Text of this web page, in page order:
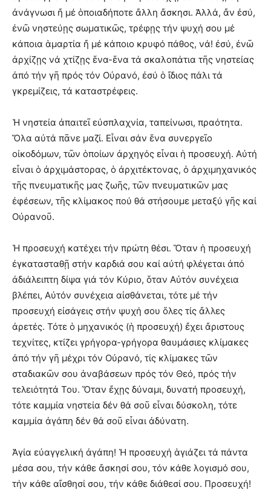
ἀνάγνωσι ἤ μέ ὁποιαδήποτε ἄλλη ἄσκησι. Ἀλλά, ἄν ἐσύ,
ἐνῶ νηστεύῃς σωματικῶς, τρέφῃς τήν ψυχή σου μέ
κάποια ἁμαρτία ἤ μέ κάποιο κρυφό πάθος, νά! ἐσύ, ἐνῶ
ἀρχίζῃς νά χτίζῃς ἕνα-ἕνα τά σκαλοπάτια τῆς νηστείας
ἀπό τήν γῆ πρός τόν Οὐρανό, ἐσύ ὁ ἴδιος πάλι τά
γκρεμίζεις, τά καταστρέφεις.
Ἡ νηστεία ἀπαιτεῖ εὐσπλαχνία, ταπείνωσι, πραότητα.
Ὅλα αὐτά πᾶνε μαζί. Εἶναι σάν ἕνα συνεργεῖο
οἰκοδόμων, τῶν ὁποίων ἀρχηγός εἶναι ἡ προσευχή. Αὐτή
εἶναι ὁ ἀρχιμάστορας, ὁ ἀρχιτέκτονας, ὁ ἀρχιμηχανικός
τῆς πνευματικῆς μας ζωῆς, τῶν πνευματικῶν μας
ἐφέσεων, τῆς κλίμακος πού θά στήσουμε μεταξύ γῆς καί
Οὐρανοῦ.
Ἡ προσευχή κατέχει τήν πρώτη θέσι. Ὅταν ἡ προσευχή
ἐγκατασταθῇ στήν καρδιά σου καί αὐτή φλέγεται ἀπό
ἀδιάλειπτη δίψα γιά τόν Κύριο, ὅταν Αὐτόν συνέχεια
βλέπει, Αὐτόν συνέχεια αἰσθάνεται, τότε μέ τήν
προσευχή εἰσάγεις στήν ψυχή σου ὅλες τίς ἄλλες
ἀρετές. Τότε ὁ μηχανικός (ἡ προσευχή) ἔχει ἄριστους
τεχνίτες, κτίζει γρήγορα-γρήγορα θαυμάσιες κλίμακες
ἀπό τήν γῆ μέχρι τόν Οὐρανό, τίς κλίμακες τῶν
σταδιακῶν σου ἀναβάσεων πρός τόν Θεό, πρός τήν
τελειότητά Του. Ὅταν ἔχῃς δύναμι, δυνατή προσευχή,
τότε καμμία νηστεία δέν θά σοῦ εἶναι δύσκολη, τότε
καμμία ἀγάπη δέν θά σοῦ εἶναι ἀδύνατη.
Ἁγία εὐαγγελική ἀγάπη! Ἡ προσευχή ἁγιάζει τά πάντα
μέσα σου, τήν κάθε ἄσκησί σου, τόν κάθε λογισμό σου,
τήν κάθε αἴσθησί σου, τήν κάθε διάθεσί σου. Προσευχή!